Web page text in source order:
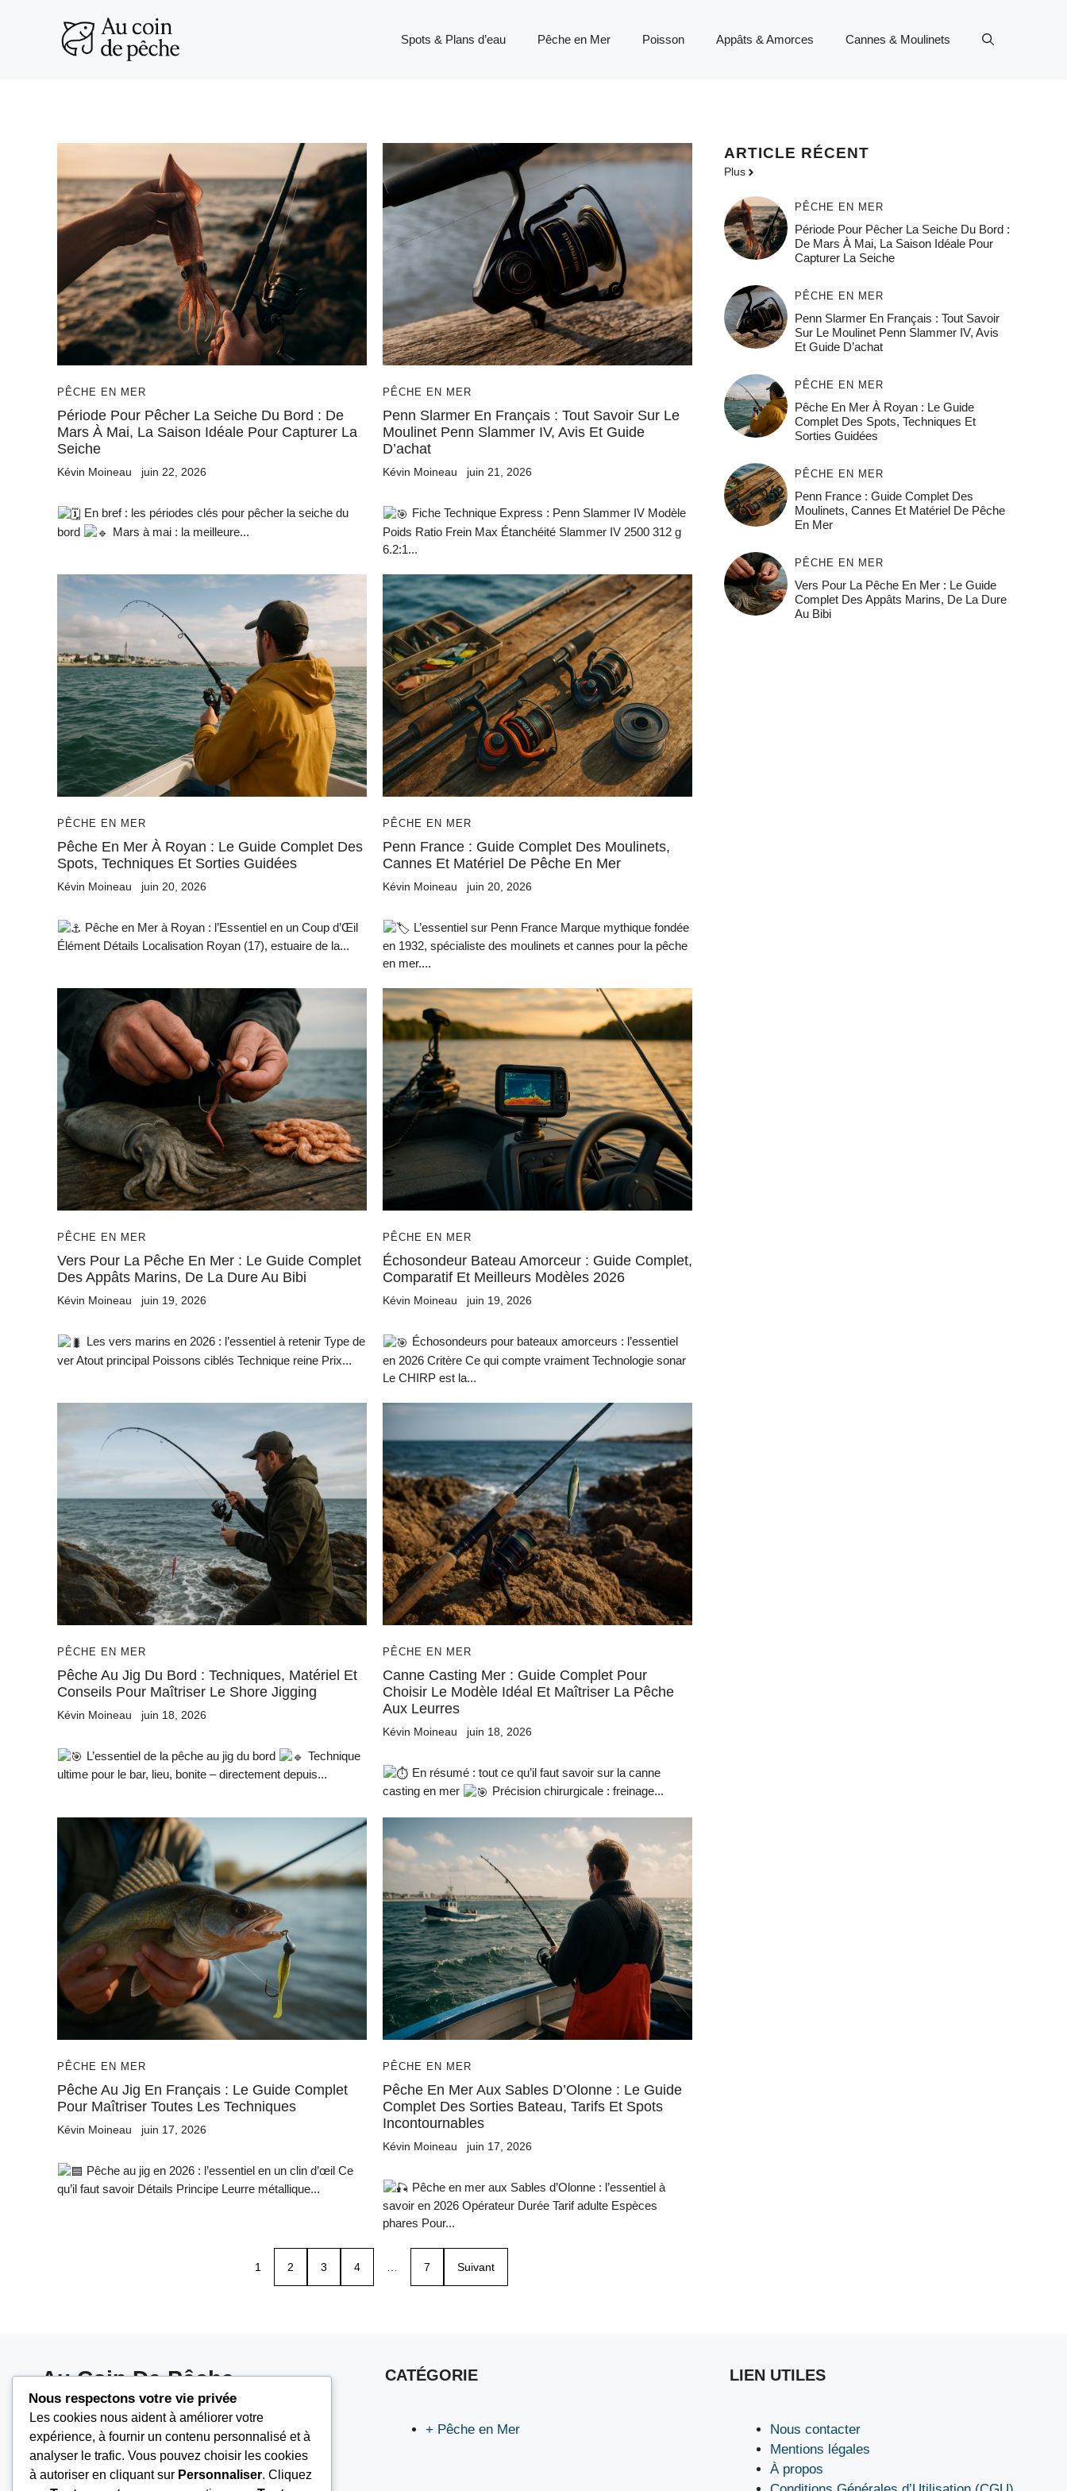
Spots & Plans d’eau Pêche en Mer Poisson Appâts & Amorces Cannes & Moulinets
PÊCHE EN MER
Période Pour Pêcher La Seiche Du Bord : De
Mars À Mai, La Saison Idéale Pour Capturer La
Seiche
Kévin Moineau juin 22, 2026
En bref : les périodes clés pour pêcher la seiche du
bord
Mars à mai : la meilleure...
PÊCHE EN MER
Penn Slarmer En Français : Tout Savoir Sur Le
Moulinet Penn Slammer IV, Avis Et Guide
D’achat
Kévin Moineau juin 21, 2026
Fiche Technique Express : Penn Slammer IV Modèle
Poids Ratio Frein Max Étanchéité Slammer IV 2500 312 g
6.2:1...
PÊCHE EN MER
Pêche En Mer À Royan : Le Guide Complet Des
Spots, Techniques Et Sorties Guidées
Kévin Moineau juin 20, 2026
Pêche en Mer à Royan : l’Essentiel en un Coup d’Œil
Élément Détails Localisation Royan (17), estuaire de la...
PÊCHE EN MER
Penn France : Guide Complet Des Moulinets,
Cannes Et Matériel De Pêche En Mer
Kévin Moineau juin 20, 2026
L’essentiel sur Penn France Marque mythique fondée
en 1932, spécialiste des moulinets et cannes pour la pêche
en mer....
PÊCHE EN MER
Vers Pour La Pêche En Mer : Le Guide Complet
Des Appâts Marins, De La Dure Au Bibi
Kévin Moineau juin 19, 2026
Les vers marins en 2026 : l’essentiel à retenir Type de
ver Atout principal Poissons ciblés Technique reine Prix...
PÊCHE EN MER
Échosondeur Bateau Amorceur : Guide Complet,
Comparatif Et Meilleurs Modèles 2026
Kévin Moineau juin 19, 2026
Échosondeurs pour bateaux amorceurs : l’essentiel
en 2026 Critère Ce qui compte vraiment Technologie sonar
Le CHIRP est la...
PÊCHE EN MER
Pêche Au Jig Du Bord : Techniques, Matériel Et
Conseils Pour Maîtriser Le Shore Jigging
Kévin Moineau juin 18, 2026
L’essentiel de la pêche au jig du bord
Technique
ultime pour le bar, lieu, bonite – directement depuis...
PÊCHE EN MER
Canne Casting Mer : Guide Complet Pour
Choisir Le Modèle Idéal Et Maîtriser La Pêche
Aux Leurres
Kévin Moineau juin 18, 2026
En résumé : tout ce qu’il faut savoir sur la canne
casting en mer
Précision chirurgicale : freinage...
PÊCHE EN MER
Pêche Au Jig En Français : Le Guide Complet
Pour Maîtriser Toutes Les Techniques
Kévin Moineau juin 17, 2026
Pêche au jig en 2026 : l’essentiel en un clin d’œil Ce
qu’il faut savoir Détails Principe Leurre métallique...
PÊCHE EN MER
Pêche En Mer Aux Sables D’Olonne : Le Guide
Complet Des Sorties Bateau, Tarifs Et Spots
Incontournables
Kévin Moineau juin 17, 2026
Pêche en mer aux Sables d’Olonne : l’essentiel à
savoir en 2026 Opérateur Durée Tarif adulte Espèces
phares Pour...
1 2 3 4 7 Suivant
ARTICLE RÉCENT
Plus
PÊCHE EN MER
Période Pour Pêcher La Seiche Du Bord :
De Mars À Mai, La Saison Idéale Pour
Capturer La Seiche
PÊCHE EN MER
Penn Slarmer En Français : Tout Savoir
Sur Le Moulinet Penn Slammer IV, Avis
Et Guide D’achat
PÊCHE EN MER
Pêche En Mer À Royan : Le Guide
Complet Des Spots, Techniques Et
Sorties Guidées
PÊCHE EN MER
Penn France : Guide Complet Des
Moulinets, Cannes Et Matériel De Pêche
En Mer
PÊCHE EN MER
Vers Pour La Pêche En Mer : Le Guide
Complet Des Appâts Marins, De La Dure
Au Bibi
Au Coin De Pêche
Au coin de pêche vous guide pas à pas pour
réussir vos sorties en eau douce et en mer, avec
des astuces simples de pêcheur.
CATÉGORIE
+ Pêche en Mer
LIEN UTILES
Nous contacter
Mentions légales
À propos
Nous respectons votre vie privée
Les cookies nous aident à améliorer votre
expérience, à fournir un contenu personnalisé et à
analyser le trafic. Vous pouvez choisir les cookies
à autoriser en cliquant sur Personnaliser. Cliquez